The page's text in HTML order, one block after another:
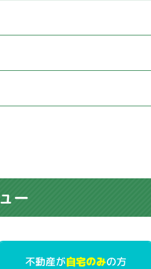
ー
不動産が自宅のみの方